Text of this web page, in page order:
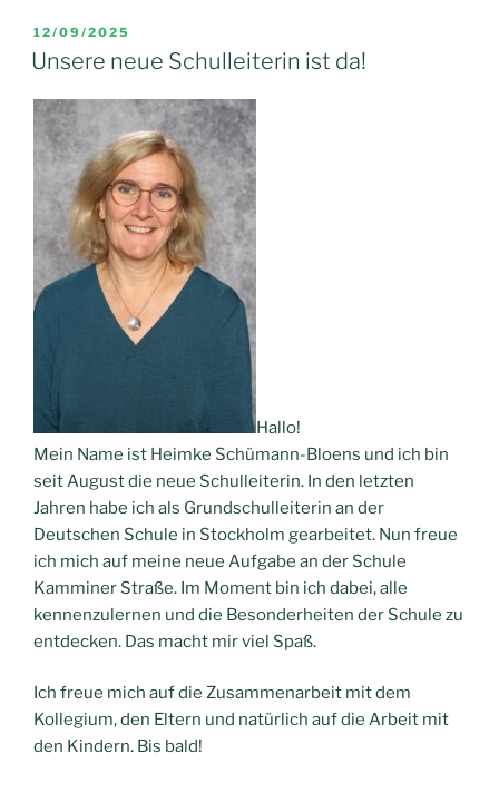
VERÖFFENTLICHT
AM
12/09/2025
Unsere neue Schulleiterin ist da!
Hallo!
Mein Name ist Heimke Schümann-Bloens und ich bin
seit August die neue Schulleiterin. In den letzten
Jahren habe ich als Grundschulleiterin an der
Deutschen Schule in Stockholm gearbeitet. Nun freue
ich mich auf meine neue Aufgabe an der Schule
Kamminer Straße. Im Moment bin ich dabei, alle
kennenzulernen und die Besonderheiten der Schule zu
entdecken. Das macht mir viel Spaß.
Ich freue mich auf die Zusammenarbeit mit dem
Kollegium, den Eltern und natürlich auf die Arbeit mit
den Kindern. Bis bald!